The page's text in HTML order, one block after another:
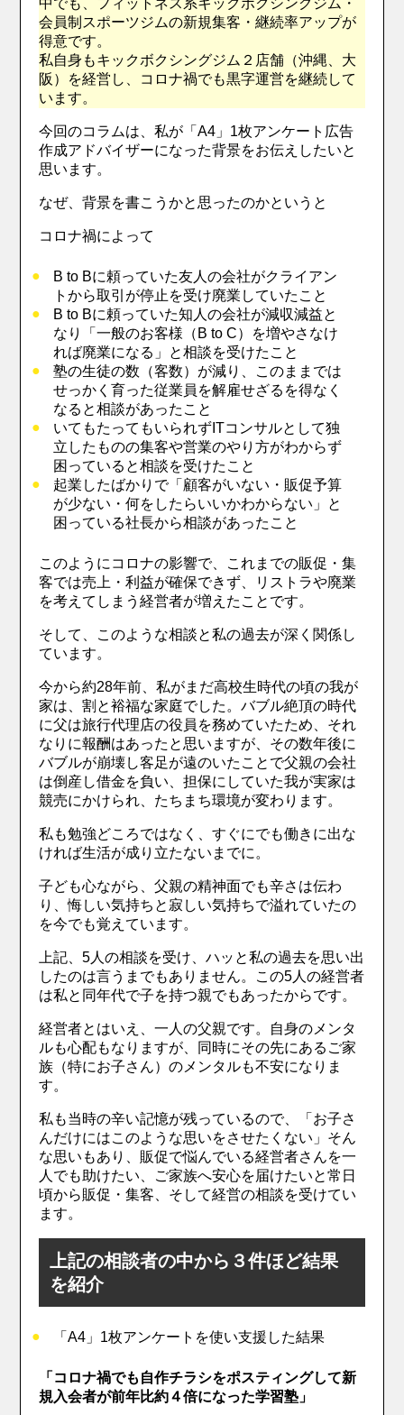
中でも、フィットネス系キックボクシングジム・
会員制スポーツジムの新規集客・継続率アップが
得意です。
私自身もキックボクシングジム２店舗（沖縄、大
阪）を経営し、コロナ禍でも黒字運営を継続して
います。
今回のコラムは、私が「A4」1枚アンケート広告
作成アドバイザーになった背景をお伝えしたいと
思います。
なぜ、背景を書こうかと思ったのかというと
コロナ禍によって
B to Bに頼っていた友人の会社がクライアン
トから取引が停止を受け廃業していたこと
B to Bに頼っていた知人の会社が減収減益と
なり「一般のお客様（B to C）を増やさなけ
れば廃業になる」と相談を受けたこと
塾の生徒の数（客数）が減り、このままでは
せっかく育った従業員を解雇せざるを得なく
なると相談があったこと
いてもたってもいられずITコンサルとして独
立したものの集客や営業のやり方がわからず
困っていると相談を受けたこと
起業したばかりで「顧客がいない・販促予算
が少ない・何をしたらいいかわからない」と
困っている社長から相談があったこと
このようにコロナの影響で、これまでの販促・集
客では売上・利益が確保できず、リストラや廃業
を考えてしまう経営者が増えたことです。
そして、このような相談と私の過去が深く関係し
ています。
今から約28年前、私がまだ高校生時代の頃の我が
家は、割と裕福な家庭でした。バブル絶頂の時代
に父は旅行代理店の役員を務めていたため、それ
なりに報酬はあったと思いますが、その数年後に
バブルが崩壊し客足が遠のいたことで父親の会社
は倒産し借金を負い、担保にしていた我が実家は
競売にかけられ、たちまち環境が変わります。
私も勉強どころではなく、すぐにでも働きに出な
ければ生活が成り立たないまでに。
子ども心ながら、父親の精神面でも辛さは伝わ
り、悔しい気持ちと寂しい気持ちで溢れていたの
を今でも覚えています。
上記、5人の相談を受け、ハッと私の過去を思い出
したのは言うまでもありません。この5人の経営者
は私と同年代で子を持つ親でもあったからです。
経営者とはいえ、一人の父親です。自身のメンタ
ルも心配もなりますが、同時にその先にあるご家
族（特にお子さん）のメンタルも不安になりま
す。
私も当時の辛い記憶が残っているので、「お子さ
んだけにはこのような思いをさせたくない」そん
な思いもあり、販促で悩んでいる経営者さんを一
人でも助けたい、ご家族へ安心を届けたいと常日
頃から販促・集客、そして経営の相談を受けてい
ます。
上記の相談者の中から３件ほど結果
を紹介
「A4」1枚アンケートを使い支援した結果
「コロナ禍でも自作チラシをポスティングして新
規入会者が前年比約４倍になった学習塾」